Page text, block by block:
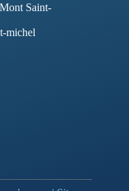
Saint-
michel